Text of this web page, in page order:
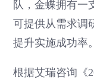
队，金蝶拥有一
可提供从需求调
提升实施成功率。
根据艾瑞咨询《